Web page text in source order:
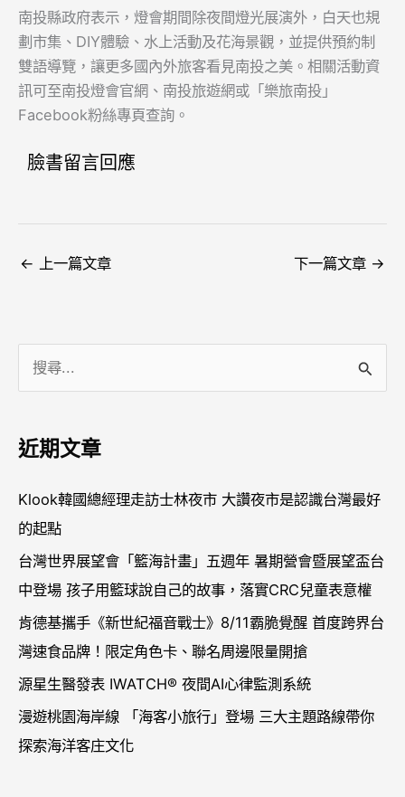
南投縣政府表示，燈會期間除夜間燈光展演外，白天也規
劃市集、DIY體驗、水上活動及花海景觀，並提供預約制
雙語導覽，讓更多國內外旅客看見南投之美。相關活動資
訊可至南投燈會官網、南投旅遊網或「樂旅南投」
Facebook粉絲專頁查詢。
臉書留言回應
← 上一篇文章 下一篇文章 →
鍵
:
近期文章
Klook韓國總經理走訪士林夜市 大讚夜市是認識台灣最好
的起點
台灣世界展望會「籃海計畫」五週年 暑期營會暨展望盃台
中登場 孩子用籃球說自己的故事，落實CRC兒童表意權
肯德基攜手《新世紀福音戰士》8/11霸脆覺醒 首度跨界台
灣速食品牌！限定角色卡、聯名周邊限量開搶
源星生醫發表 IWATCH® 夜間AI心律監測系統
漫遊桃園海岸線 「海客小旅行」登場 三大主題路線帶你
探索海洋客庄文化